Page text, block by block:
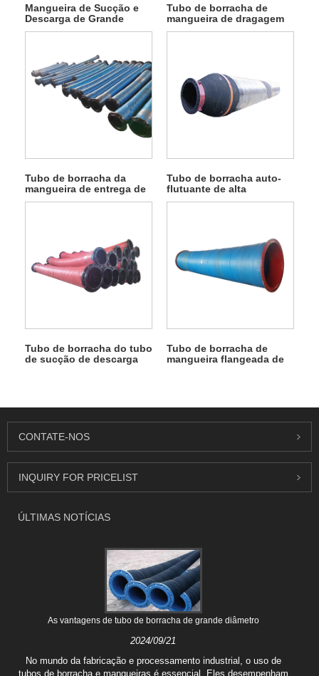
Mangueira de Sucção e
Descarga de Grande
Diâmetro
Tubo de borracha de
mangueira de dragagem
flangeado
Tubo de borracha da
mangueira de entrega de
concreto
Tubo de borracha auto-
flutuante de alta
resiliência
Tubo de borracha do tubo
de sucção de descarga
Tubo de borracha de
mangueira flangeada de
CONTATE-NOS
INQUIRY FOR PRICELIST
ÚLTIMAS NOTÍCIAS
As vantagens de tubo de borracha de grande diâmetro
2024/09/21
No mundo da fabricação e processamento industrial, o uso de
tubos de borracha e mangueiras é essencial. Eles desempenham